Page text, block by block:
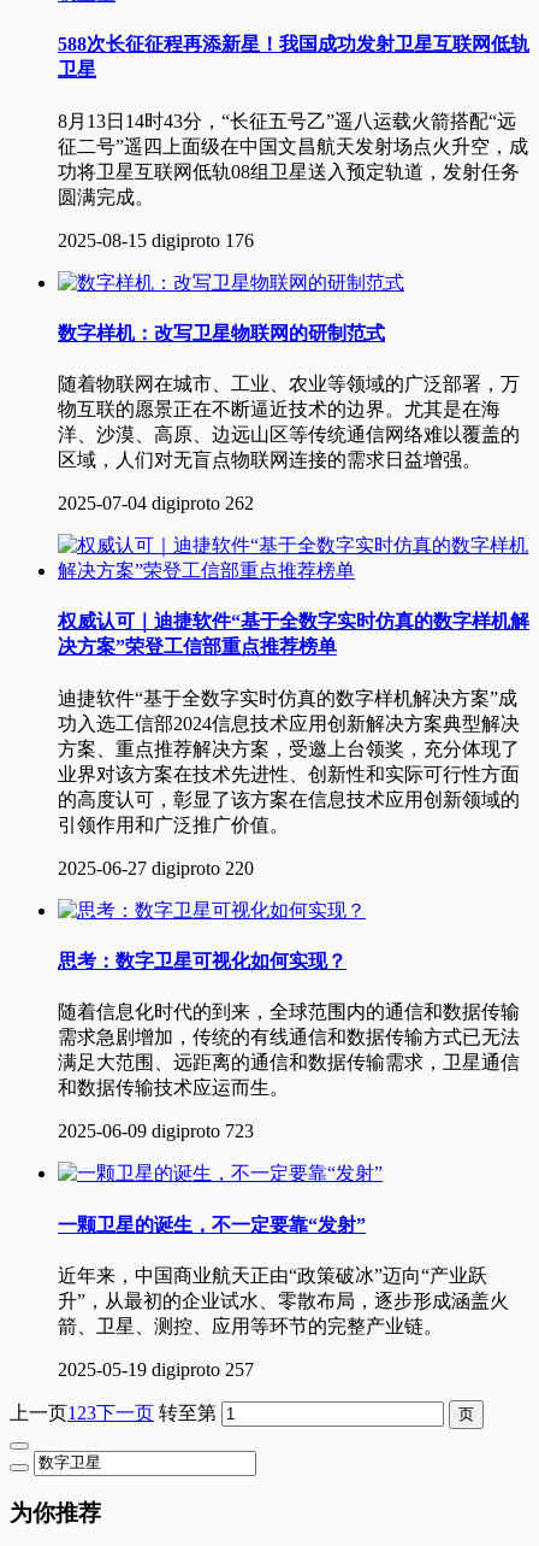
588次长征征程再添新星！我国成功发射卫星互联网低轨
卫星
8月13日14时43分，“长征五号乙”遥八运载火箭搭配“远
征二号”遥四上面级在中国文昌航天发射场点火升空，成
功将卫星互联网低轨08组卫星送入预定轨道，发射任务
圆满完成。
2025-08-15 digiproto 176
数字样机：改写卫星物联网的研制范式
随着物联网在城市、工业、农业等领域的广泛部署，万
物互联的愿景正在不断逼近技术的边界。尤其是在海
洋、沙漠、高原、边远山区等传统通信网络难以覆盖的
区域，人们对无盲点物联网连接的需求日益增强。
2025-07-04 digiproto 262
权威认可｜迪捷软件“基于全数字实时仿真的数字样机解
决方案”荣登工信部重点推荐榜单
迪捷软件“基于全数字实时仿真的数字样机解决方案”成
功入选工信部2024信息技术应用创新解决方案典型解决
方案、重点推荐解决方案，受邀上台领奖，充分体现了
业界对该方案在技术先进性、创新性和实际可行性方面
的高度认可，彰显了该方案在信息技术应用创新领域的
引领作用和广泛推广价值。
2025-06-27 digiproto 220
思考：数字卫星可视化如何实现？
随着信息化时代的到来，全球范围内的通信和数据传输
需求急剧增加，传统的有线通信和数据传输方式已无法
满足大范围、远距离的通信和数据传输需求，卫星通信
和数据传输技术应运而生。
2025-06-09 digiproto 723
一颗卫星的诞生，不一定要靠“发射”
近年来，中国商业航天正由“政策破冰”迈向“产业跃
升”，从最初的企业试水、零散布局，逐步形成涵盖火
箭、卫星、测控、应用等环节的完整产业链。
2025-05-19 digiproto 257
上一页1 23下一页 转至第
为你推荐